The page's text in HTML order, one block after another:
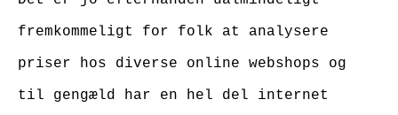
fremkommeligt for folk at analysere
priser hos diverse online webshops og
til gengæld har en hel del internet